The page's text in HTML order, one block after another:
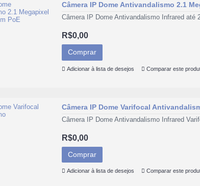
Câmera IP Dome Antivandalismo 2.1
Câmera IP Dome Antivandalismo Infrared até
R$0,00
Comprar
Adicionar à lista de desejos Comparar este
Câmera IP Dome Varifocal
Câmera IP Dome Antivandalismo Infrared
R$0,00
Comprar
Adicionar à lista de desejos Comparar este